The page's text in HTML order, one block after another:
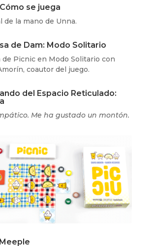
se juega
de la mano de Unna.
de Dam: Modo Solitario
de Picnic en Modo Solitario con
coautor del juego.
del Espacio Reticulado:
Me ha gustado un montón.